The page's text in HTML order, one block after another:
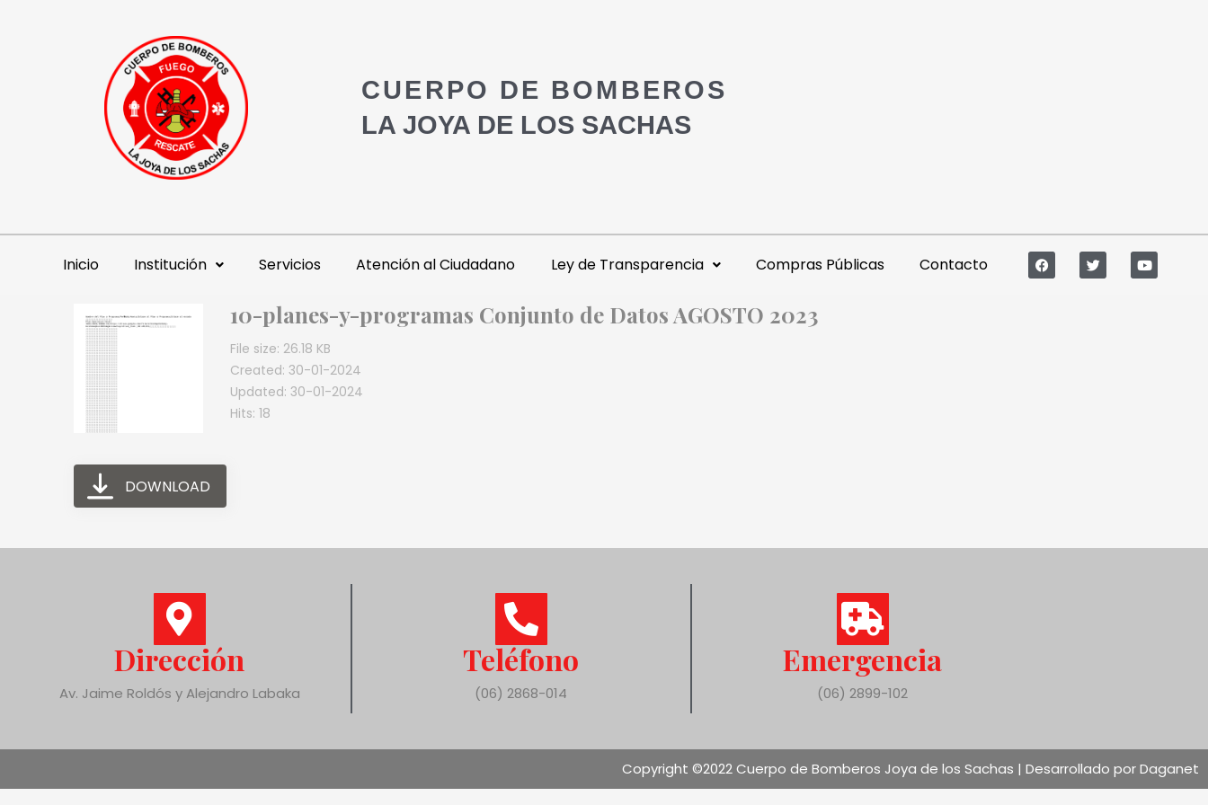
CUERPO DE BOMBEROS
LA JOYA DE LOS SACHAS
Inicio Institución Servicios Atención al Ciudadano Ley de Transparencia Compras Públicas Contacto
10-planes-y-programas Conjunto de Datos AGOSTO 2023
File size: 26.18 KB
Created: 30-01-2024
Updated: 30-01-2024
Hits: 18
DOWNLOAD
Dirección
Av. Jaime Roldós y Alejandro Labaka
Teléfono
(06) 2868-014
Emergencia
(06) 2899-102
Copyright ©2022 Cuerpo de Bomberos Joya de los Sachas | Desarrollado por Daganet